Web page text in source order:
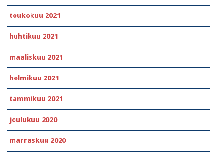
toukokuu 2021
huhtikuu 2021
maaliskuu 2021
helmikuu 2021
tammikuu 2021
joulukuu 2020
marraskuu 2020